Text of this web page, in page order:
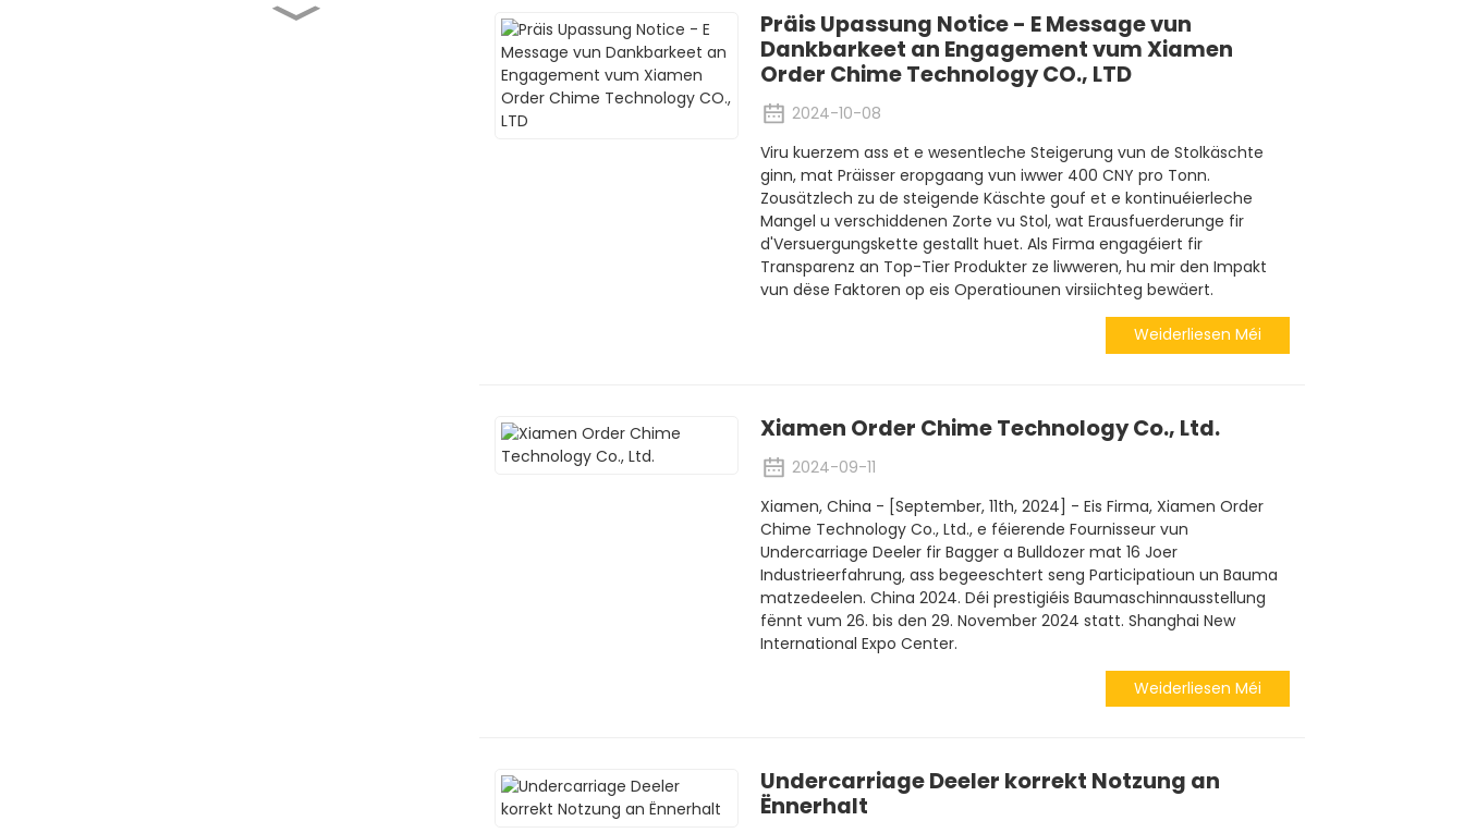
5 Ënnerhalt Methoden
Präis Upassung Notice - E Message vun
Dankbarkeet an Engagement vum Xiamen
Order Chime Technology CO., LTD
2024-10-08
Viru kuerzem ass et e wesentleche Steigerung vun de Stolkäschte
ginn, mat Präisser eropgaang vun iwwer 400 CNY pro Tonn.
Zousätzlech zu de steigende Käschte gouf et e kontinuéierleche
Mangel u verschiddenen Zorte vu Stol, wat Erausfuerderunge fir
d'Versuergungskette gestallt huet. Als Firma engagéiert fir
Transparenz an Top-Tier Produkter ze liwweren, hu mir den Impakt
vun dëse Faktoren op eis Operatiounen virsiichteg bewäert.
Weiderliesen Méi
Xiamen Order Chime Technology Co., Ltd.
2024-09-11
Xiamen, China - [September, 11th, 2024] - Eis Firma, Xiamen Order
Chime Technology Co., Ltd., e féierende Fournisseur vun
Undercarriage Deeler fir Bagger a Bulldozer mat 16 Joer
Industrieerfahrung, ass begeeschtert seng Participatioun un Bauma
matzedeelen. China 2024. Déi prestigiéis Baumaschinnausstellung
fënnt vum 26. bis den 29. November 2024 statt. Shanghai New
International Expo Center.
Weiderliesen Méi
Undercarriage Deeler korrekt Notzung an
Ënnerhalt